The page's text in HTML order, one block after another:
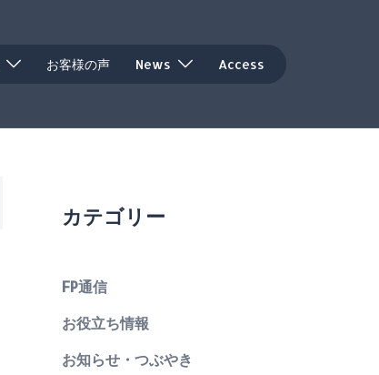
お客様の声 News Access
カテゴリー
FP通信
お役立ち情報
お知らせ・つぶやき